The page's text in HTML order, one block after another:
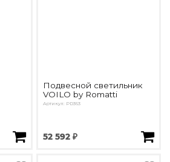
Подвесной светильник
VOILO by Romatti
Артикул: PD363
52 592 ₽